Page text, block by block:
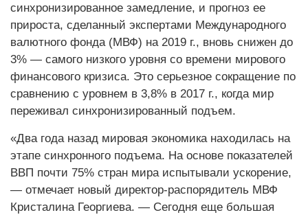
синхронизированное замедление, и прогноз ее
прироста, сделанный экспертами Международного
валютного фонда (МВФ) на 2019 г., вновь снижен до
3% — самого низкого уровня со времени мирового
финансового кризиса. Это серьезное сокращение по
сравнению с уровнем в 3,8% в 2017 г., когда мир
переживал синхронизированный подъем.
«Два года назад мировая экономика находилась на
этапе синхронного подъема. На основе показателей
ВВП почти 75% стран мира испытывали ускорение,
— отмечает новый директор-распорядитель МВФ
Кристалина Георгиева. — Сегодня еще большая